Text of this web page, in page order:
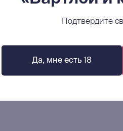
Подтвердите
Да, мне есть 18